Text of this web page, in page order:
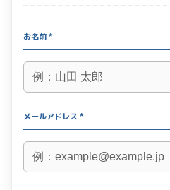
お名前 *
メールアドレス *